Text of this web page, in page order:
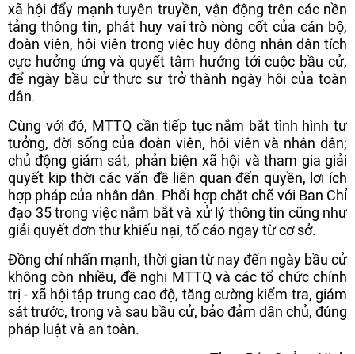
xã hội đẩy mạnh tuyên truyền, vận động trên các nền
tảng thông tin, phát huy vai trò nòng cốt của cán bộ,
đoàn viên, hội viên trong việc huy động nhân dân tích
cực hưởng ứng và quyết tâm hướng tới cuộc bầu cử,
để ngày bầu cử thực sự trở thành ngày hội của toàn
dân.
Cùng với đó, MTTQ cần tiếp tục nắm bắt tình hình tư
tưởng, đời sống của đoàn viên, hội viên và nhân dân;
chủ động giám sát, phản biện xã hội và tham gia giải
quyết kịp thời các vấn đề liên quan đến quyền, lợi ích
hợp pháp của nhân dân. Phối hợp chặt chẽ với Ban Chỉ
đạo 35 trong việc nắm bắt và xử lý thông tin cũng như
giải quyết đơn thư khiếu nại, tố cáo ngay từ cơ sở.
Đồng chí nhấn mạnh, thời gian từ nay đến ngày bầu cử
không còn nhiều, đề nghị MTTQ và các tổ chức chính
trị - xã hội tập trung cao độ, tăng cường kiểm tra, giám
sát trước, trong và sau bầu cử, bảo đảm dân chủ, đúng
pháp luật và an toàn.